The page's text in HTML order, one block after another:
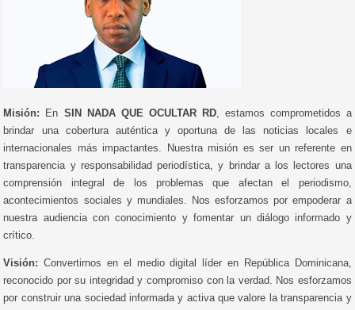
Misión: En SIN NADA QUE OCULTAR RD, estamos comprometidos a
brindar una cobertura auténtica y oportuna de las noticias locales e
internacionales más impactantes. Nuestra misión es ser un referente en
transparencia y responsabilidad periodística, y brindar a los lectores una
comprensión integral de los problemas que afectan el periodismo,
acontecimientos sociales y mundiales. Nos esforzamos por empoderar a
nuestra audiencia con conocimiento y fomentar un diálogo informado y
crítico.
Visión: Convertirnos en el medio digital líder en República Dominicana,
reconocido por su integridad y compromiso con la verdad. Nos esforzamos
por construir una sociedad informada y activa que valore la transparencia y